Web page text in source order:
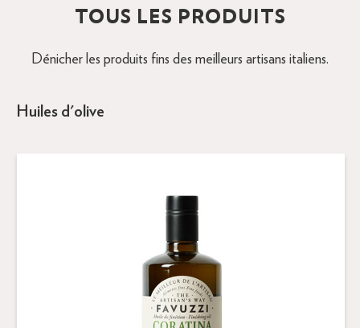
TOUS LES PRODUITS
Dénicher les produits fins des meilleurs artisans italiens.
Huiles d'olive